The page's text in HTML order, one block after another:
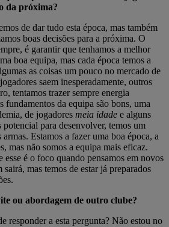
da próxima?
de dar tudo esta época, mas também
boas decisões para a próxima. O
é garantir que tenhamos a melhor
boa equipa, mas cada época temos a
as coisas um pouco no mercado de
saem inesperadamente, outros
tentamos trazer sempre energia
fundamentos da equipa são bons, uma
de jogadores meia idade e alguns
para desenvolver, temos um
Estamos a fazer uma boa época, a
mas não somos a equipa mais eficaz.
esse é o foco quando pensamos em novos
mas temos de estar já preparados
ou abordagem de outro clube?
responder a esta pergunta? Não estou no